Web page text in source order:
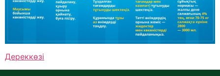
Дереккөзі